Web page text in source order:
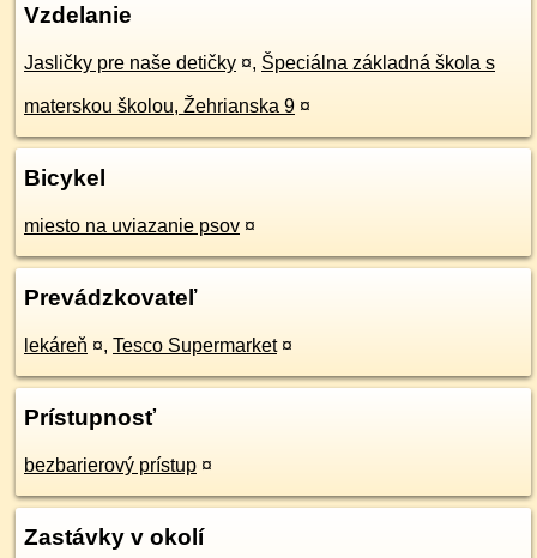
Vzdelanie
Jasličky pre naše detičky ¤, Špeciálna základná škola s
materskou školou, Žehrianska 9 ¤
Bicykel
miesto na uviazanie psov ¤
Prevádzkovateľ
lekáreň ¤, Tesco Supermarket ¤
Prístupnosť
bezbarierový prístup ¤
Zastávky v okolí